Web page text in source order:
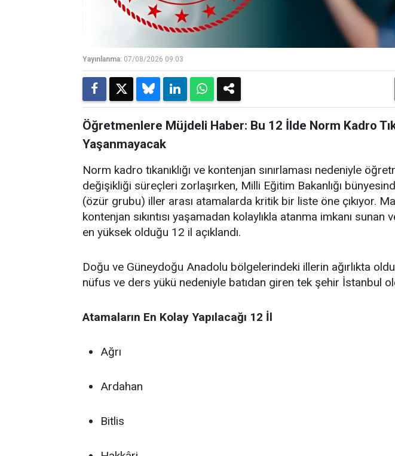
Yayınlanma: 07/08/2026 09:03
Öğretmenlere Müjdeli Haber: Bu 12 İlde Norm Kadro
Yaşanmayacak
Norm kadro tıkanıklığı ve kontenjan sınırlaması nedeniyle
değişikliği süreçleri zorlaşırken, Milli Eğitim Bakanlığı
(özür grubu) iller arası atamalarda kritik bir liste öne çıkıyor.
kontenjan sıkıntısı yaşamadan kolaylıkla atanma imkanı sunan
en yüksek olduğu 12 il açıklandı.
Doğu ve Güneydoğu Anadolu bölgelerindeki illerin ağırlıkta
nüfus ve ders yükü nedeniyle batıdan giren tek şehir İstanbul
Atamaların En Kolay Yapılacağı 12 İl
Ağrı
Ardahan
Bitlis